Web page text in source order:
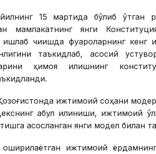
15 мартида бўлиб ўтган
мамлакатнинг янги
ишлаб чиқишда фуқароларнинг кенг
таъкидлаб, асосий
ҳимоя қилишнинг
ижтимоий соҳани
қабул қилиниши, ижтимоий
асосланган янги модел билан
ижтимоий ёрдамнинг